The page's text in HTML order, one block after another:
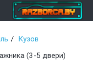
Кузов
(3-5 двери)